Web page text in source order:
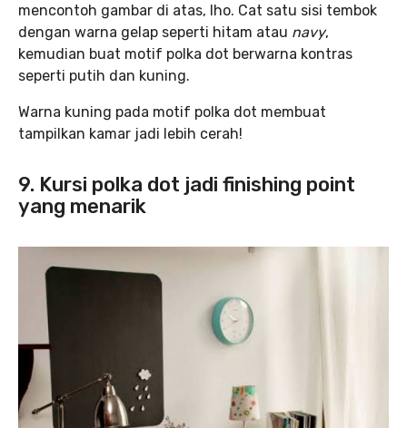
mencontoh gambar di atas, lho. Cat satu sisi tembok
dengan warna gelap seperti hitam atau navy,
kemudian buat motif polka dot berwarna kontras
seperti putih dan kuning.
Warna kuning pada motif polka dot membuat
tampilkan kamar jadi lebih cerah!
9. Kursi polka dot jadi finishing point
yang menarik